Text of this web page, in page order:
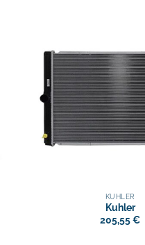
KÜHLER
Kuhler
205,55€